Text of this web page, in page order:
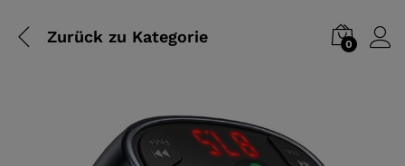
Zurück zu Kategorie 0